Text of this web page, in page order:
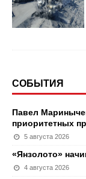
СОБЫТИЯ
Павел
приоритетных
5 августа 2026
«Янзолото»
4 августа 2026